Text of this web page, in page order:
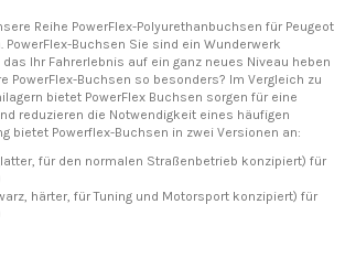
Reihe PowerFlex-Polyurethanbuchsen für Peugeot
PowerFlex-Buchsen Sie sind ein Wunderwerk
Ihr Fahrerlebnis auf ein ganz neues Niveau heben
PowerFlex-Buchsen so besonders? Im Vergleich zu
bietet PowerFlex Buchsen sorgen für eine
reduzieren die Notwendigkeit eines häufigen
bietet Powerflex-Buchsen in zwei Versionen an:
für den normalen Straßenbetrieb konzipiert) für
härter, für Tuning und Motorsport konzipiert) für